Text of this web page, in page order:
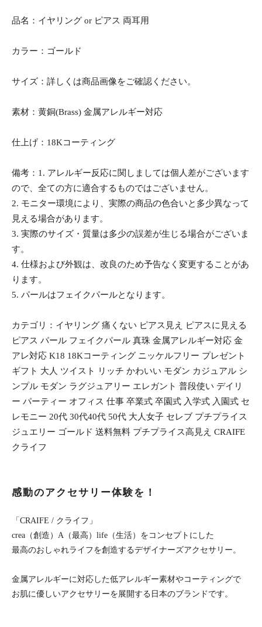
品名：イヤリング or ピアス 両耳用
カラー：ゴールド
サイズ：詳しくは商品画像をご確認ください。
素材：黄銅(Brass) 金属アレルギー対応
仕上げ：18Kコーティング
備考：1. アレルギー反応に関しましては個人差がございます
ので、全ての方に適合するものではございません。
2. モニター環境により、実際の商品の色合いと多少異なって
見える場合があります。
3. 実際のサイズ・質量は多少の誤差が生じる場合がございま
す。
4. 仕様および外観は、改良のため予告なく変更することがあ
ります。
5. パールはフェイクパールとなります。
カテゴリ：イヤリング 痛くない ピアス見え ピアスに見える
ピアス パール フェイクパール 真珠 金属アレルギー対応 金
アレ対応 K18 18Kコーティング ニッケルフリー プレゼント
ギフト 大人 ツイスト リッチ かわいい モダン カジュアル シ
ンプル モダン ラグジュアリー エレガント 普段使い デイリ
ー パーティー オフィス 仕事 卒業式 卒園式 入学式 入園式 セ
レモニー 20代 30代40代 50代 大人女子 セレブ プチプライス
ジュエリー ゴールド 送料無料 プチプライス高見え CRAIFE
クライフ
感動のアクセサリー体験を！
「CRAIFE / クライフ」
crea（創造）A（最高）life（生活）をコンセプトにした
最高のおしゃれライフを創造するデザイナーズアクセサリー。
金属アレルギーに対応した低アレルギー素材やコーティングで
お肌に優しいアクセサリーを展開する日本のブランドです。